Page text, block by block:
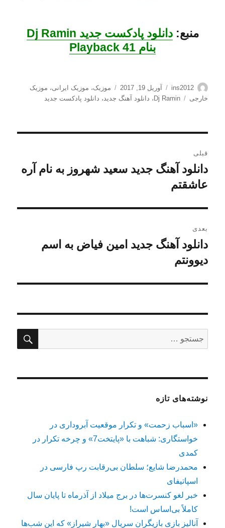
منبع:
دانلود پادکست جدید Dj Ramin
بنام Playback 41
نویسنده
ins2012
ارسال
شده
آوریل 19, 2017 دسته‌ها
موزیک، موزیک ایرانی، موزیک
خارجی
برچسب‌ها
Dj Ramin ، دانلود آهنگ جدید، دانلود پادکست جدید
نوشته
قبلی
نوشته
قبلی:
دانلود آهنگ جدید سعید شهروز به نام آره
عاشقتم
بعدی
نوشته
بعدی:
دانلود آهنگ جدید امین فیاض به اسم
دیوونتم
برای:
نوشته‌های تازه
«اسباب زحمت» و تکرار موقعیت آبروداری در
خواستگاری: شباهت با «پایتخت7» و چرخه تکرار در
کمدی
محمدرضا شایع؛ سلطان بی‌رقابت رپ فارسی در
اسپاتیفای
خبر لغو کنسرت‌ها در برج میلاد از آذرماه تا پایان سال
کاملاً بی‌اساس است!
آنالیز بازی بازیگران سریال «بهار شیراز» که این شب‌ها